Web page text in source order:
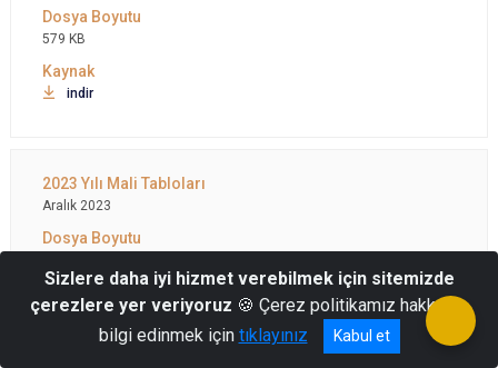
579 KB
indir
Aralık 2023
indir
Sizlere daha iyi hizmet verebilmek için sitemizde
çerezlere yer veriyoruz 🍪 Çerez politikamız hakkında
bilgi edinmek için tıklayınız Kabul et